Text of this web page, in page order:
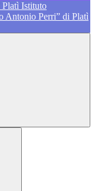
Istituto
Antonio Perri” di Platì